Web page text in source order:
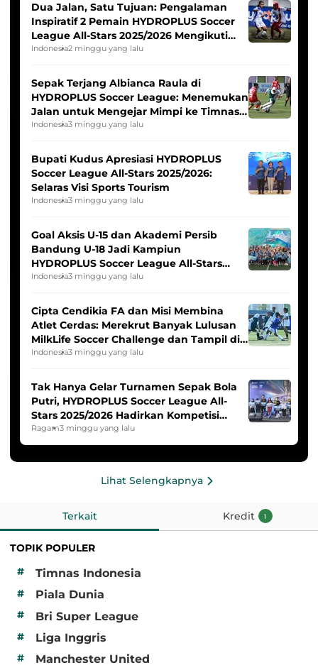
Dua Jalan, Satu Tujuan: Pengalaman
Inspiratif 2 Pemain HYDROPLUS Soccer
League All-Stars 2025/2026 Mengikuti
Seleksi Timnas Indonesia Putri
Indonesia2 minggu yang lalu
Sepak Terjang Albianca Raula di
HYDROPLUS Soccer League: Menemukan
Jalan untuk Mengejar Mimpi ke Timnas
Indonesia Putri
Indonesia3 minggu yang lalu
Bupati Kudus Apresiasi HYDROPLUS
Soccer League All-Stars 2025/2026:
Selaras Visi Sports Tourism
Indonesia3 minggu yang lalu
Goal Aksis U-15 dan Akademi Persib
Bandung U-18 Jadi Kampiun
HYDROPLUS Soccer League All-Stars
2025/2026
Indonesia3 minggu yang lalu
Cipta Cendikia FA dan Misi Membina
Atlet Cerdas: Merekrut Banyak Lulusan
MilkLife Soccer Challenge dan Tampil di
HYDROPLUS Soccer League
Indonesia3 minggu yang lalu
Tak Hanya Gelar Turnamen Sepak Bola
Putri, HYDROPLUS Soccer League All-
Stars 2025/2026 Hadirkan Kompetisi
Band dan Dance
Ragam3 minggu yang lalu
Lihat Selengkapnya
Terkait Kredit 1
TOPIK POPULER
#
Timnas Indonesia
# Piala Dunia
# Bri Super League
# Liga Inggris
# Manchester United